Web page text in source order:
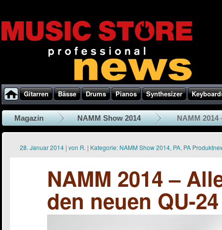
Gitarren Bässe Drums Pianos Synthesizer
Magazin NAMM Show 2014 NAMM 2014
28. Januar 2014 | von R. | Kategorie: NAMM Show 2014, PA, PA
NAMM 2014 –
den neuen QU-